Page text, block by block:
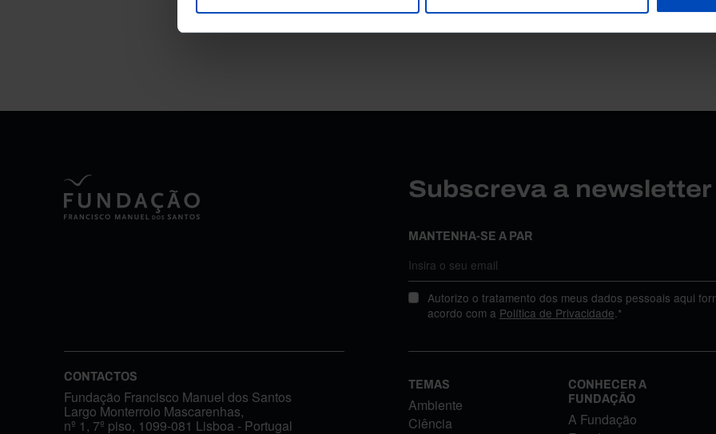
Subscreva a
MANTENHA-SE A PAR
Autorizo o tratamento dos meus dados pessoais aqui
acordo com a Política de Privacidade.*
CONTACTOS
Fundação Francisco Manuel dos Santos
Largo Monterroio Mascarenhas,
nº 1, 7º piso, 1099-081 Lisboa - Portugal
TEMAS
Ambiente
Ciência
CONHECER A
FUNDAÇÃO
A Fundação